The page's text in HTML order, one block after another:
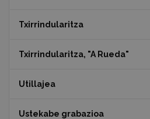
Txirrindularitza
Txirrindularitza, "A Rueda"
Utillajea
Ustekabe grabazioa